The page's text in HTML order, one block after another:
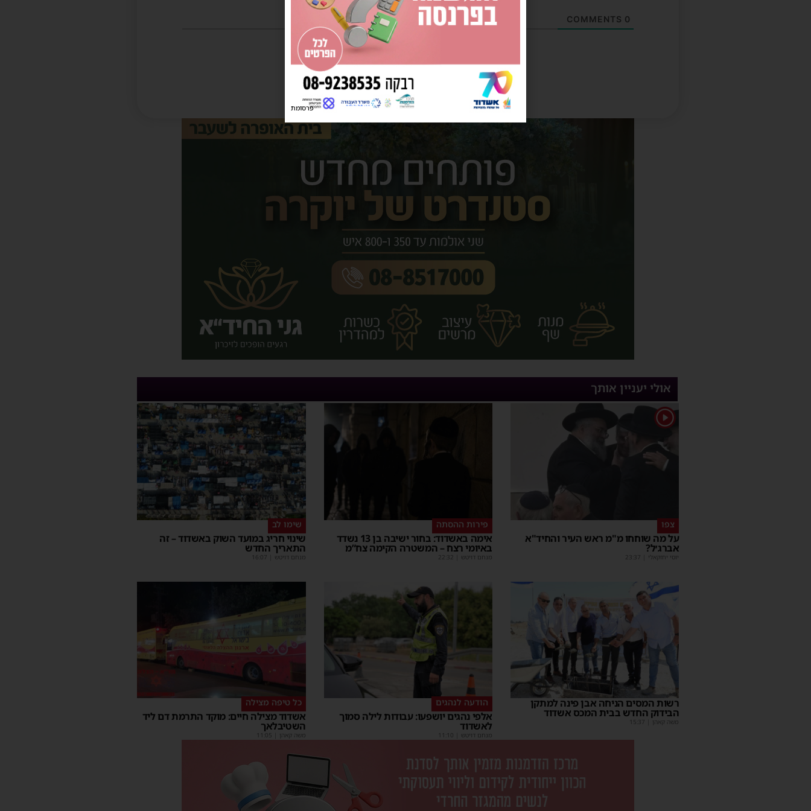
0
אולי יעניין אותך
1
צפו
על מה שוחחו מ"מ ראש העיר והחיד"א
אברג׳ל?
יוסי יחזקאלי 23:37
פירות ההסתה
אימה באשדוד: בחור ישיבה בן 13 נשדד
באיומי רצח – המשטרה הקימה צח”מ
מנחם דויטש 22:32
שימו לב
שינוי חריג במועד השוק באשדוד – זה
התאריך החדש
מנחם דויטש 16:07
רשות המסים הניחה אבן פינה למתקן
הבידוק החדש בבית המכס אשדוד
משה קאהן 15:37
הודעה לנהגים
אלפי נהגים יושפעו: עבודות לילה סמוך
לאשדוד
מנחם דויטש 11:10
כל טיפה מצילה
אשדוד מצילה חיים: מוקד התרמת דם ליד
השטיבלאך
משה קאהן 11:05
פרסומת